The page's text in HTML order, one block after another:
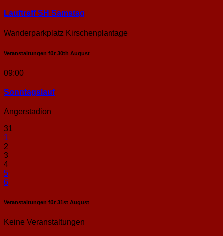
Lauftreff SH Samstag
Wanderparkplatz Kirschenplantage
Veranstaltungen für 30th August
09:00
Sonntags­lauf
Angerstadion
31
1
2
3
4
5
6
Veranstaltungen für 31st August
Keine Veranstaltungen